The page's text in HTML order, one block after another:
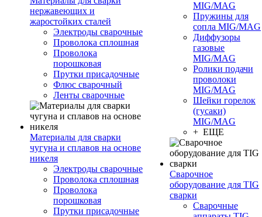
нержавеющих и
жаростойких сталей
Электроды сварочные
Проволока сплошная
Проволока
порошковая
Прутки присадочные
Флюс сварочный
Ленты сварочные
Материалы для сварки
чугуна и сплавов на основе
никеля
Электроды сварочные
Проволока сплошная
Проволока
порошковая
Прутки присадочные
MIG/MAG
Пружины для
сопла MIG/MAG
Диффузоры
газовые
MIG/MAG
Ролики подачи
проволоки
MIG/MAG
Шейки горелок
(гусаки)
MIG/MAG
+ ЕЩЕ
Сварочное
оборудование для TIG
сварки
Сварочные